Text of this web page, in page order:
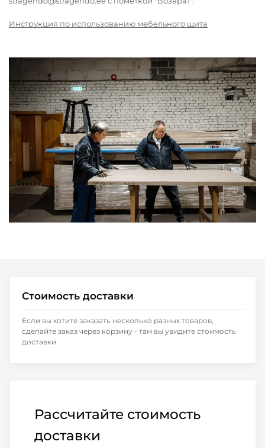
Инструкция по использованию мебельного щита
Рассчитайте стоимость
доставки
Стоимость доставки
Если вы хотите заказать несколько разных товаров,
сделайте заказ через корзину - там вы увидите стоимость
доставки.